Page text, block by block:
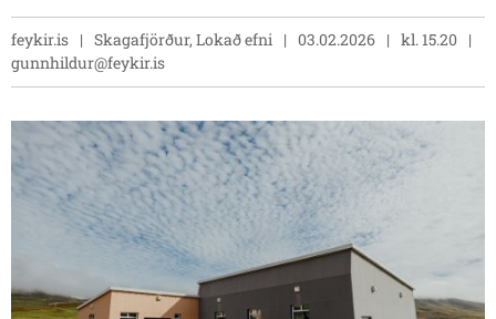
feykir.is Skagafjörður, Lokað efni 03.02.2026
kl. 15.20
gunnhildur@feykir.is